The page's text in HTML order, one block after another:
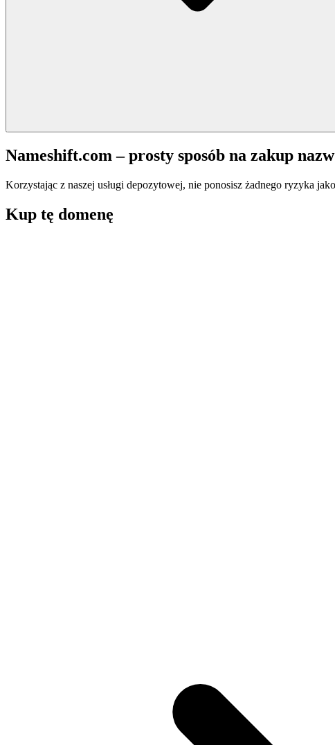
Nameshift.com – prosty sposób na zakup
Korzystając z naszej usługi depozytowej, nie ponosisz żadnego ryzyka
Kup tę domenę